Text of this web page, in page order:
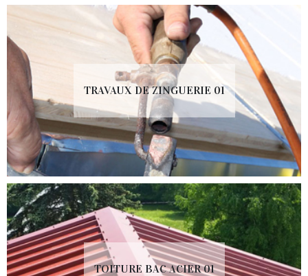
TRAVAUX DE ZINGUERIE 01
TOITURE BAC ACIER 01